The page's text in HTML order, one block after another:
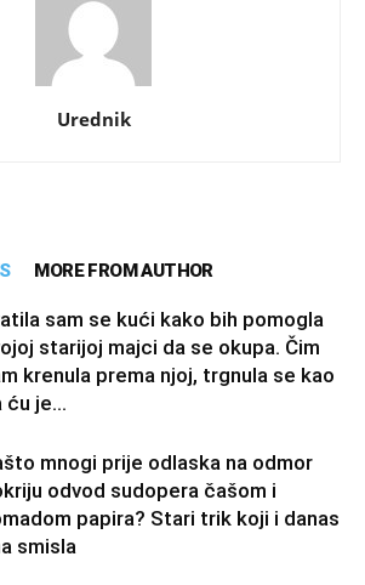
Urednik
MORE FROM AUTHOR
sam se kući kako bih pomogla
starijoj majci da se okupa. Čim
krenula prema njoj, trgnula se kao
ću je...
mnogi prije odlaska na odmor
odvod sudopera čašom i
papira? Stari trik koji i danas
smisla